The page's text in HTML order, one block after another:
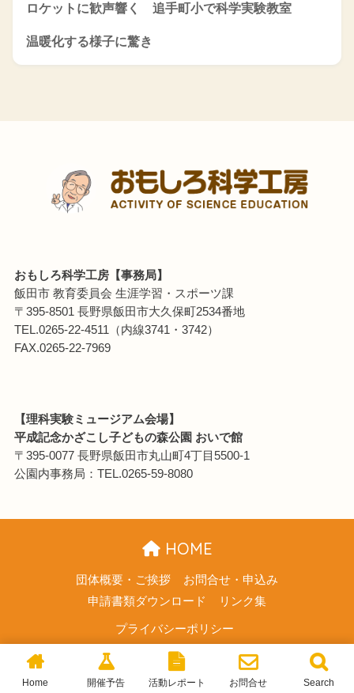
ロケットに歓声響く 追手町小で科学実験教室
温暖化する様子に驚き
おもしろ科学工房【事務局】
飯田市 教育委員会 生涯学習・スポーツ課
〒395-8501 長野県飯田市大久保町2534番地
TEL.0265-22-4511（内線3741・3742）
FAX.0265-22-7969
【理科実験ミュージアム会場】
平成記念かざこし子どもの森公園 おいで館
〒395-0077 長野県飯田市丸山町4丁目5500-1
公園内事務局：TEL.0265-59-8080
HOME
団体概要・ご挨拶
お問合せ・申込み
申請書類ダウンロード
リンク集
プライバシーポリシー
© 2026 南信州飯田 おもしろ科学工房 All rights reserved.
Home 開催予告 活動レポート お問合せ Search